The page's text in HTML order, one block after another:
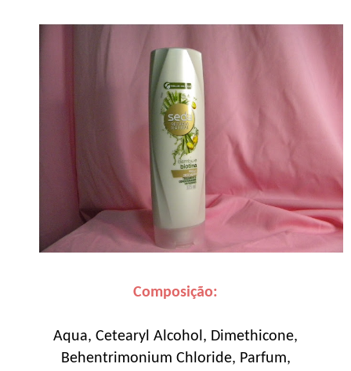
Composição:
Aqua, Cetearyl Alcohol, Dimethicone,
Behentrimonium Chloride, Parfum,